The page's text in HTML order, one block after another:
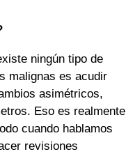
ningún tipo de
malignas es acudir
asimétricos,
Eso es realmente
cuando hablamos
revisiones